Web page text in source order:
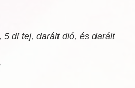
dl tej, darált dió, és darált